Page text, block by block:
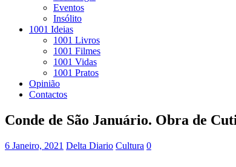
Eventos
Insólito
1001 Ideias
1001 Livros
1001 Filmes
1001 Vidas
1001 Pratos
Opinião
Contactos
Conde de São Januário. Obra de
6 Janeiro, 2021 Delta Diario Cultura 0